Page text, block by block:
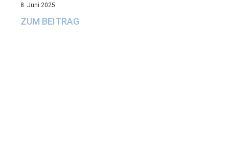
8. Juni 2025
ZUM BEITRAG